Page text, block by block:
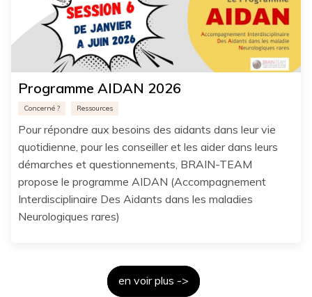
Programme AIDAN 2026
Concerné ? Ressources
Pour répondre aux besoins des aidants dans leur vie
quotidienne, pour les conseiller et les aider dans leurs
démarches et questionnements, BRAIN-TEAM
propose le programme AIDAN (Accompagnement
Interdisciplinaire Des Aidants dans les maladies
Neurologiques rares)
en voir plus ->